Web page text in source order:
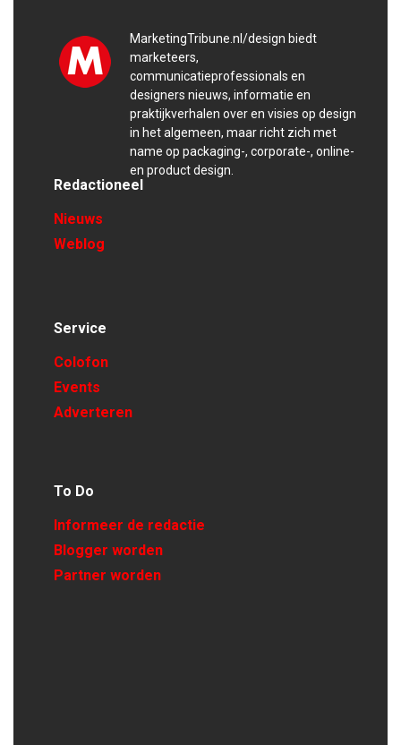
MarketingTribune.nl/design biedt
marketeers,
communicatieprofessionals en
designers nieuws, informatie en
praktijkverhalen over en visies op design
in het algemeen, maar richt zich met
name op packaging-, corporate-, online-
en product design.
Redactioneel
Nieuws
Weblog
Service
Colofon
Events
Adverteren
To Do
Informeer de redactie
Blogger worden
Partner worden